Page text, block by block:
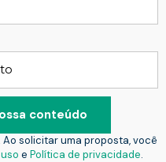
conteúdo
solicitar uma proposta, você
e Política de privacidade.